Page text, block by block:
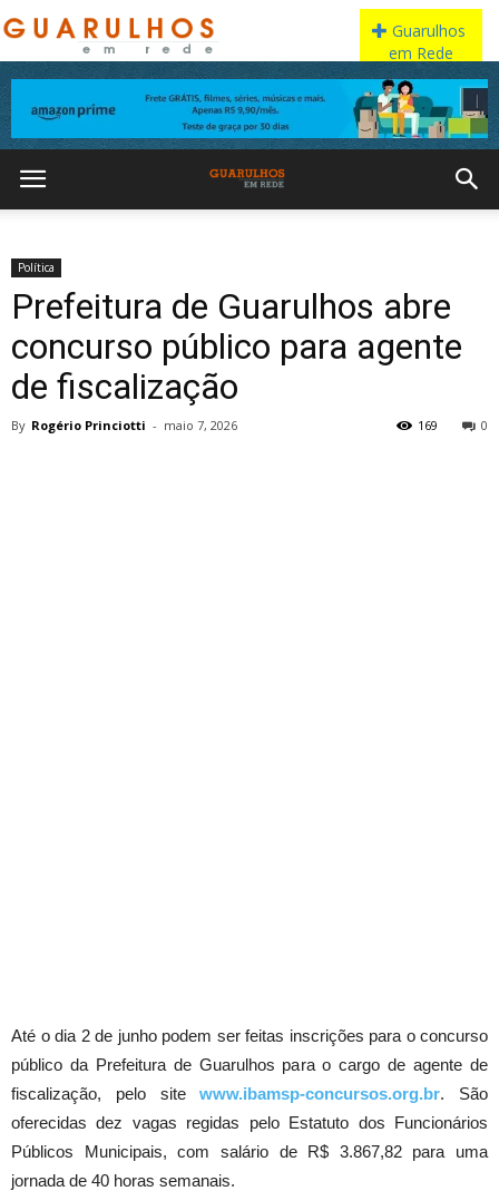
Política
Prefeitura de Guarulhos abre
concurso público para agente
de fiscalização
By Rogério Princiotti - maio 7, 2026 0
169
Até o dia 2 de junho podem ser feitas inscrições para o concurso
público da Prefeitura de Guarulhos para o cargo de agente de
fiscalização, pelo sitewww.ibamsp-concursos.org.br. São
oferecidas dez vagas regidas pelo Estatuto dos Funcionários
Públicos Municipais, com salário de R$ 3.867,82 para uma
jornada de 40 horas semanais.